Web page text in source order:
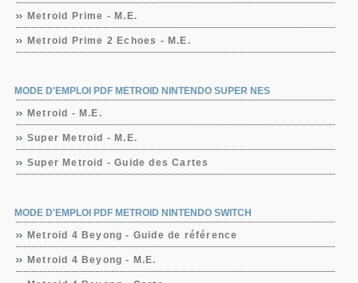
Metroid Prime - M.E.
Metroid Prime 2 Echoes - M.E.
MODE D'EMPLOI PDF METROID NINTENDO SUPER NES
Metroid - M.E.
Super Metroid - M.E.
Super Metroid - Guide des Cartes
MODE D'EMPLOI PDF METROID NINTENDO SWITCH
Metroid 4 Beyong - Guide de référence
Metroid 4 Beyong - M.E.